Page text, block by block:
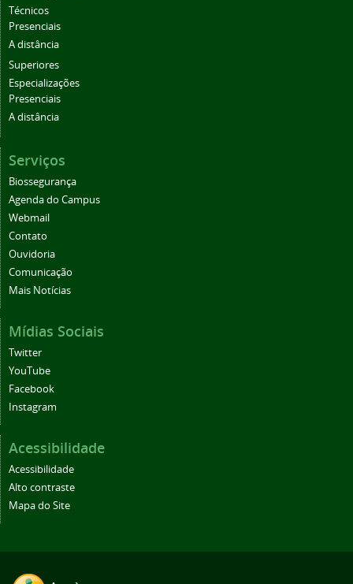
Técnicos
Presenciais
A distância
Superiores
Especializações
Presenciais
A distância
Serviços
Biossegurança
Agenda do Campus
Webmail
Contato
Ouvidoria
Comunicação
Mais Notícias
Mídias Sociais
Twitter
YouTube
Facebook
Instagram
Acessibilidade
Acessibilidade
Alto contraste
Mapa do Site